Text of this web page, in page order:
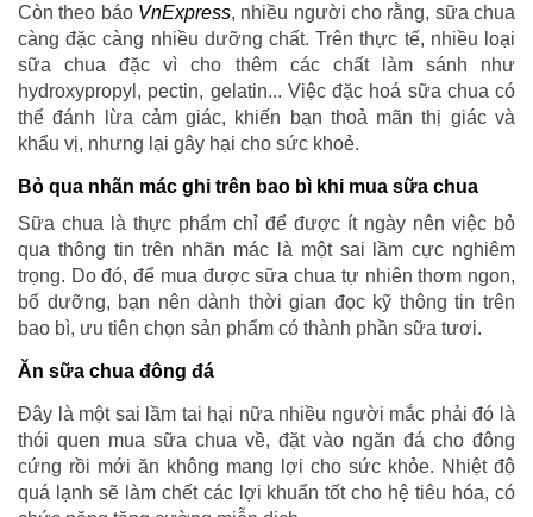
Còn theo báoVnExpress, nhiều người cho rằng, sữa chua
càng đặc càng nhiều dưỡng chất. Trên thực tế, nhiều loại
sữa chua đặc vì cho thêm các chất làm sánh như
hydroxypropyl, pectin, gelatin... Việc đặc hoá sữa chua có
thể đánh lừa cảm giác, khiến bạn thoả mãn thị giác và
khẩu vị, nhưng lại gây hại cho sức khoẻ.
Bỏ qua nhãn mác ghi trên bao bì khi mua sữa chua
Sữa chua là thực phẩm chỉ để được ít ngày nên việc bỏ
qua thông tin trên nhãn mác là một sai lầm cực nghiêm
trọng. Do đó, để mua được sữa chua tự nhiên thơm ngon,
bổ dưỡng, bạn nên dành thời gian đọc kỹ thông tin trên
bao bì, ưu tiên chọn sản phẩm có thành phần sữa tươi.
Ăn sữa chua đông đá
Đây là một sai lầm tai hại nữa nhiều người mắc phải đó là
thói quen mua sữa chua về, đặt vào ngăn đá cho đông
cứng rồi mới ăn không mang lợi cho sức khỏe. Nhiệt độ
quá lạnh sẽ làm chết các lợi khuẩn tốt cho hệ tiêu hóa, có